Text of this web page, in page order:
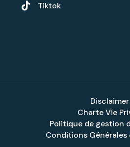

Tiktok
Disclaimer
Charte Vie
Politique de gestion
Conditions Générales